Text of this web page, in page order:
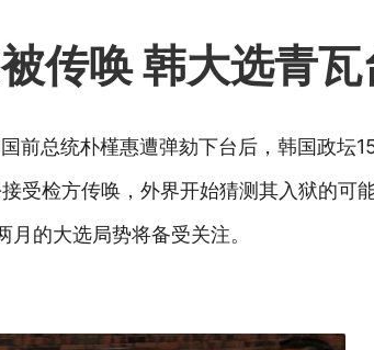
传唤 韩大选青
前总统朴槿惠遭弹劾下台后，韩国政坛
受检方传唤，外界开始猜测其入狱的可
的大选局势将备受关注。